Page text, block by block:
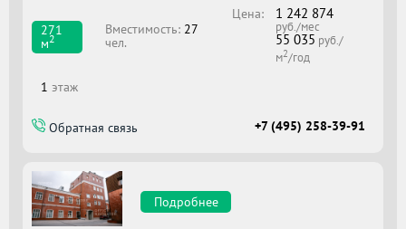
271
м2
Вместимоcть: 27
чел.
Цена: 1 242 874
руб./мес
55 035 руб./
м2/год
1 этаж
Обратная связь +7 (495) 258-39-91
Подробнее